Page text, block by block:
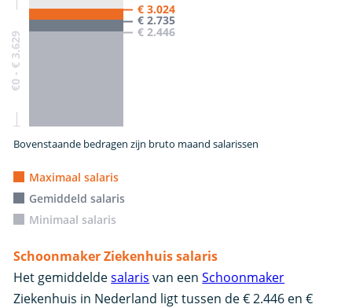
€0 - € 3.629
€ 3.024
€ 2.735
€ 2.446
Bovenstaande bedragen zijn bruto maand salarissen
Maximaal salaris
Gemiddeld salaris
Minimaal salaris
Schoonmaker Ziekenhuis salaris
Het gemiddeldesalaris van eenSchoonmaker
Ziekenhuis in Nederland ligt tussen de € 2.446 en €